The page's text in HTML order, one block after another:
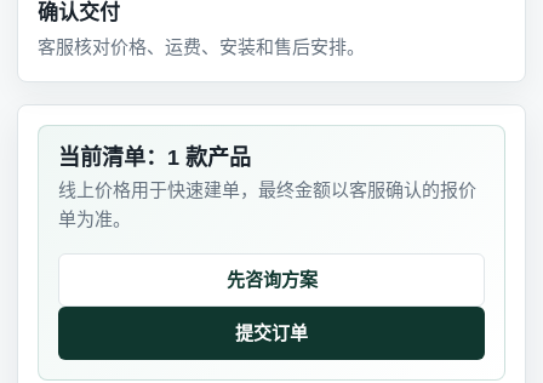
确认交付
客服核对价格、运费、安装和售后安排。
当前清单：1 款产品
线上价格用于快速建单，最终金额以客服确认的报价
单为准。
先咨询方案